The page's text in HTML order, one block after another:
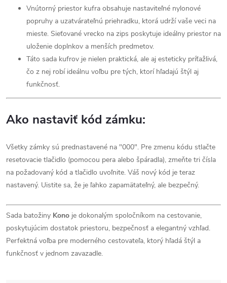
Vnútorný priestor kufra obsahuje nastaviteľné nylonové
popruhy a uzatvárateľnú priehradku, ktorá udrží vaše veci na
mieste. Sieťované vrecko na zips poskytuje ideálny priestor na
uloženie doplnkov a menších predmetov.
Táto sada kufrov je nielen praktická, ale aj esteticky príťažlivá,
čo z nej robí ideálnu voľbu pre tých, ktorí hľadajú štýl aj
funkčnosť.
Ako nastaviť kód zámku:
Všetky zámky sú prednastavené na "000". Pre zmenu kódu stlačte
resetovacie tlačidlo (pomocou pera alebo špáradla), zmeňte tri čísla
na požadovaný kód a tlačidlo uvoľnite. Váš nový kód je teraz
nastavený. Uistite sa, že je ľahko zapamätateľný, ale bezpečný.
Sada batožiny Kono je dokonalým spoločníkom na cestovanie,
poskytujúcim dostatok priestoru, bezpečnosť a elegantný vzhľad.
Perfektná voľba pre moderného cestovateľa, ktorý hľadá štýl a
funkčnosť v jednom zavazadle.